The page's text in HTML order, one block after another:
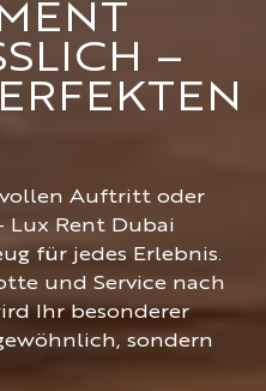
–
Auftritt oder
Lux Rent Dubai
für jedes Erlebnis.
und Service nach
Ihr besonderer
sondern